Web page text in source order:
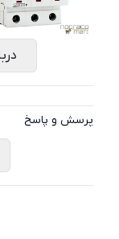
پرسش و پاسخ